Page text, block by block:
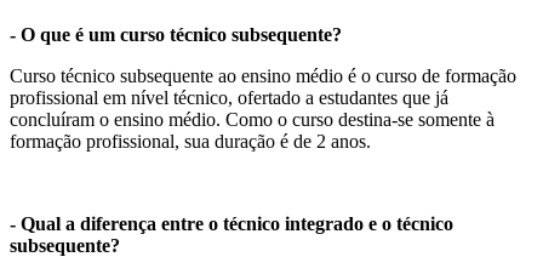
- O que é um curso técnico subsequente?
Curso técnico subsequente ao ensino médio é o curso de formação
profissional em nível técnico, ofertado a estudantes que já
concluíram o ensino médio. Como o curso destina-se somente à
formação profissional, sua duração é de 2 anos.
- Qual a diferença entre o técnico integrado e o técnico
subsequente?